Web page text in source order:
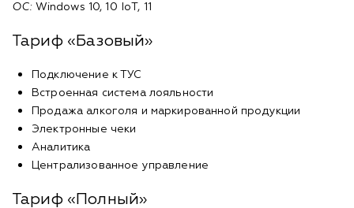
ОС:Windows 10, 10 IoT, 11
Тариф «Базовый»
Подключение к ТУС
Встроенная система лояльности
Продажа алкоголя и маркированной продукции
Электронные чеки
Аналитика
Централизованное управление
Тариф «Полный»